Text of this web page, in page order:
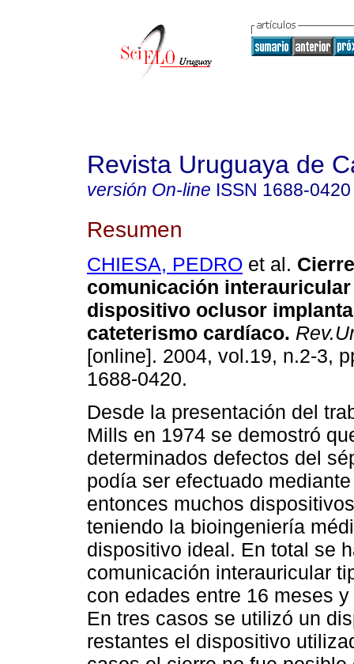
Revista Uruguaya de
versión On-line ISSN 1688-0420
Resumen
CHIESA, PEDRO et al.
comunicación
dispositivo oclusor
cateterismo cardíaco.
[online]. 2004, vol.19, n.2-3,
1688-0420.
Desde la presentación del
Mills en 1974 se demostró
determinados defectos del
podía ser efectuado
entonces muchos
teniendo la bioingeniería
dispositivo ideal. En total se
comunicación interauricular
con edades entre 16 meses
En tres casos se utilizó un
restantes el dispositivo